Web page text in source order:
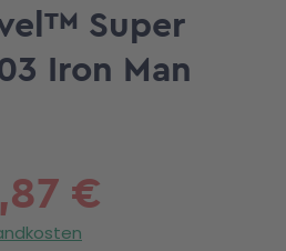
Super
Iron Man
€